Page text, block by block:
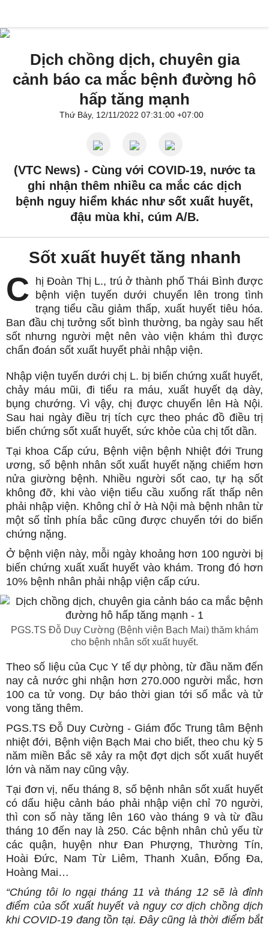
Dịch chồng dịch, chuyên gia
cảnh báo ca mắc bệnh đường hô
hấp tăng mạnh
Thứ Bảy, 12/11/2022 07:31:00 +07:00
(VTC News) - Cùng với COVID-19, nước ta
ghi nhận thêm nhiều ca mắc các dịch
bệnh nguy hiểm khác như sốt xuất huyết,
đậu mùa khỉ, cúm A/B.
Sốt xuất huyết tăng nhanh
C
hị Đoàn Thị L., trú ở thành phố Thái Bình được
bệnh viện tuyến dưới chuyển lên trong tình
trạng tiểu cầu giảm thấp, xuất huyết tiêu hóa.
Ban đầu chị tưởng sốt bình thường, ba ngày sau hết
sốt nhưng người mệt nên vào viện khám thì được
chẩn đoán sốt xuất huyết phải nhập viện.
Nhập viện tuyến dưới chị L. bị biến chứng xuất huyết,
chảy máu mũi, đi tiểu ra máu, xuất huyết dạ dày,
bụng chướng. Vì vậy, chị được chuyển lên Hà Nội.
Sau hai ngày điều trị tích cực theo phác đồ điều trị
biến chứng sốt xuất huyết, sức khỏe của chị tốt dần.
Tại khoa Cấp cứu, Bệnh viện bệnh Nhiệt đới Trung
ương, số bệnh nhân sốt xuất huyết nặng chiếm hơn
nửa giường bệnh. Nhiều người sốt cao, tự hạ sốt
không đỡ, khi vào viện tiểu cầu xuống rất thấp nên
phải nhập viện. Không chỉ ở Hà Nội mà bệnh nhân từ
một số tỉnh phía bắc cũng được chuyển tới do biến
chứng nặng.
Ở bệnh viện này, mỗi ngày khoảng hơn 100 người bị
biến chứng xuất xuất huyết vào khám. Trong đó hơn
10% bệnh nhân phải nhập viện cấp cứu.
PGS.TS Đỗ Duy Cường (Bệnh viện Bạch Mai) thăm khám
cho bệnh nhân sốt xuất huyết.
Theo số liệu của Cục Y tế dự phòng, từ đầu năm đến
nay cả nước ghi nhận hơn 270.000 người mắc, hơn
100 ca tử vong. Dự báo thời gian tới số mắc và tử
vong tăng thêm.
PGS.TS Đỗ Duy Cường - Giám đốc Trung tâm Bệnh
nhiệt đới, Bệnh viện Bạch Mai cho biết, theo chu kỳ 5
năm miền Bắc sẽ xảy ra một đợt dịch sốt xuất huyết
lớn và năm nay cũng vậy.
Tại đơn vị, nếu tháng 8, số bệnh nhân sốt xuất huyết
có dấu hiệu cảnh báo phải nhập viện chỉ 70 người,
thì con số này tăng lên 160 vào tháng 9 và từ đầu
tháng 10 đến nay là 250. Các bệnh nhân chủ yếu từ
các quận, huyện như Đan Phượng, Thường Tín,
Hoài Đức, Nam Từ Liêm, Thanh Xuân, Đống Đa,
Hoàng Mai…
“Chúng tôi lo ngại tháng 11 và tháng 12 sẽ là đỉnh
điểm của sốt xuất huyết và nguy cơ dịch chồng dịch
khi COVID-19 đang tồn tại. Đây cũng là thời điểm bắt